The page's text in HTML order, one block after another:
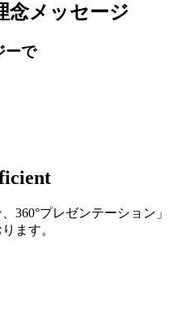
念メッセージ
ーで
360°プレゼンテーション」
ます。